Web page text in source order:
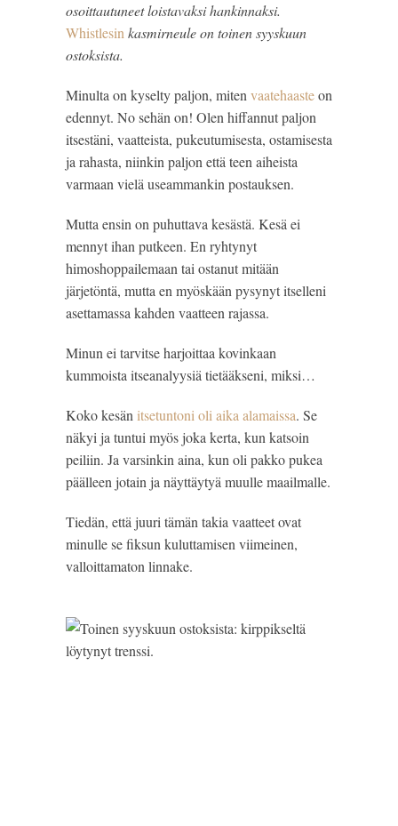
osoittautuneet loistavaksi hankinnaksi.
Whistlesin kasmirneule on toinen syyskuun
ostoksista.
Minulta on kyselty paljon, miten vaatehaaste on
edennyt. No sehän on! Olen hiffannut paljon
itsestäni, vaatteista, pukeutumisesta, ostamisesta
ja rahasta, niinkin paljon että teen aiheista
varmaan vielä useammankin postauksen.
Mutta ensin on puhuttava kesästä. Kesä ei
mennyt ihan putkeen. En ryhtynyt
himoshoppailemaan tai ostanut mitään
järjetöntä, mutta en myöskään pysynyt itselleni
asettamassa kahden vaatteen rajassa.
Minun ei tarvitse harjoittaa kovinkaan
kummoista itseanalyysiä tietääkseni, miksi…
Koko kesän itsetuntoni oli aika alamaissa. Se
näkyi ja tuntui myös joka kerta, kun katsoin
peiliin. Ja varsinkin aina, kun oli pakko pukea
päälleen jotain ja näyttäytyä muulle maailmalle.
Tiedän, että juuri tämän takia vaatteet ovat
minulle se fiksun kuluttamisen viimeinen,
valloittamaton linnake.